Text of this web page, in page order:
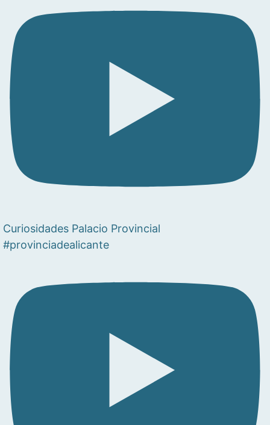
Curiosidades Palacio Provincial
#provinciadealicante